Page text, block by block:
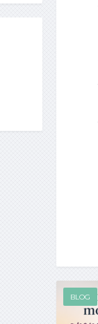
BLOG